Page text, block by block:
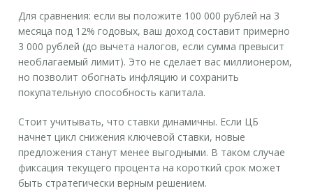
Для сравнения: если вы положите 100 000 рублей на 3
месяца под 12% годовых, ваш доход составит примерно
3 000 рублей (до вычета налогов, если сумма превысит
необлагаемый лимит). Это не сделает вас миллионером,
но позволит обогнать инфляцию и сохранить
покупательную способность капитала.
Стоит учитывать, что ставки динамичны. Если ЦБ
начнет цикл снижения ключевой ставки, новые
предложения станут менее выгодными. В таком случае
фиксация текущего процента на короткий срок может
быть стратегически верным решением.